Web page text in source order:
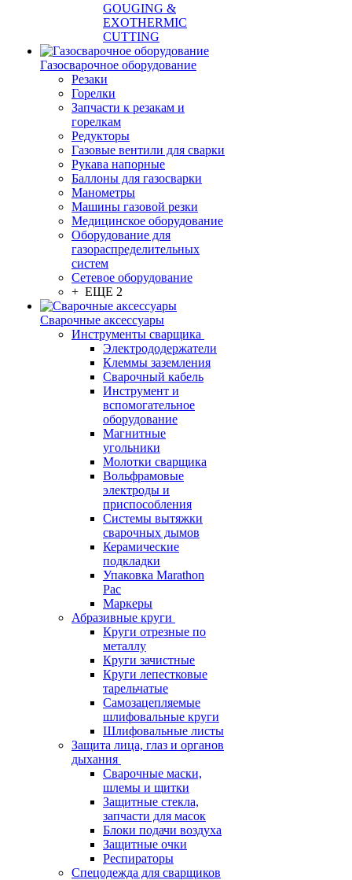
GOUGING &
EXOTHERMIC
CUTTING
Газосварочное оборудование
Резаки
Горелки
Запчасти к резакам и
горелкам
Редукторы
Газовые вентили для сварки
Рукава напорные
Баллоны для газосварки
Манометры
Машины газовой резки
Медицинское оборудование
Оборудование для
газораспределительных
систем
Сетевое оборудование
+ ЕЩЕ 2
Сварочные аксессуары
Инструменты сварщика
Электрододержатели
Клеммы заземления
Сварочный кабель
Инструмент и
вспомогательное
оборудование
Магнитные
угольники
Молотки сварщика
Вольфрамовые
электроды и
приспособления
Системы вытяжки
сварочных дымов
Керамические
подкладки
Упаковка Marathon
Pac
Маркеры
Абразивные круги
Круги отрезные по
металлу
Круги зачистные
Круги лепестковые
тарельчатые
Самозацепляемые
шлифовальные круги
Шлифовальные листы
Защита лица, глаз и органов
дыхания
Сварочные маски,
шлемы и щитки
Защитные стекла,
запчасти для масок
Блоки подачи воздуха
Защитные очки
Респираторы
Спецодежда для сварщиков